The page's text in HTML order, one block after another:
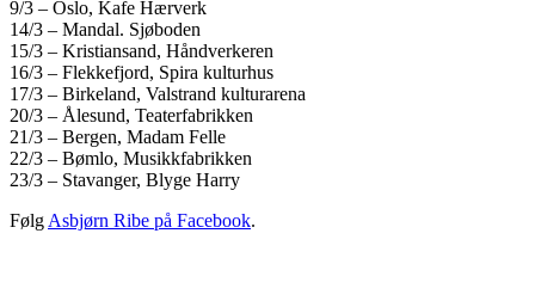
9/3 – Oslo, Kafe Hærverk
14/3 – Mandal. Sjøboden
15/3 – Kristiansand, Håndverkeren
16/3 – Flekkefjord, Spira kulturhus
17/3 – Birkeland, Valstrand kulturarena
20/3 – Ålesund, Teaterfabrikken
21/3 – Bergen, Madam Felle
22/3 – Bømlo, Musikkfabrikken
23/3 – Stavanger, Blyge Harry
Følg Asbjørn Ribe på Facebook.